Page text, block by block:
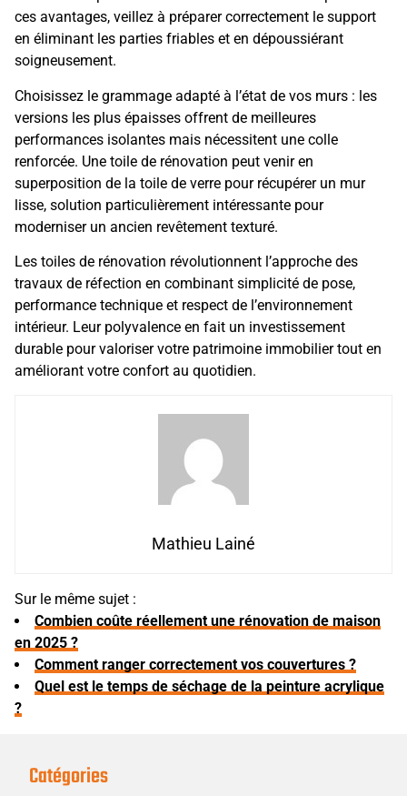
ces avantages, veillez à préparer correctement le support
en éliminant les parties friables et en dépoussiérant
soigneusement.
Choisissez le grammage adapté à l’état de vos murs : les
versions les plus épaisses offrent de meilleures
performances isolantes mais nécessitent une colle
renforcée. Une toile de rénovation peut venir en
superposition de la toile de verre pour récupérer un mur
lisse, solution particulièrement intéressante pour
moderniser un ancien revêtement texturé.
Les toiles de rénovation révolutionnent l’approche des
travaux de réfection en combinant simplicité de pose,
performance technique et respect de l’environnement
intérieur. Leur polyvalence en fait un investissement
durable pour valoriser votre patrimoine immobilier tout en
améliorant votre confort au quotidien.
Mathieu Lainé
Sur le même sujet :
Combien coûte réellement une rénovation de maison
en 2025 ?
Comment ranger correctement vos couvertures ?
Quel est le temps de séchage de la peinture acrylique
?
Catégories